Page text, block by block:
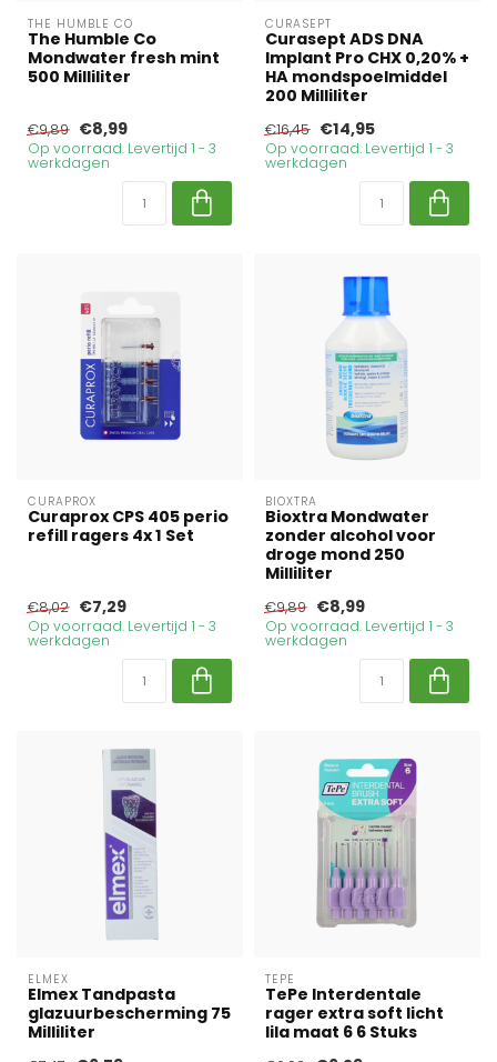
THE HUMBLE CO
The Humble Co
Mondwater fresh mint
500 Milliliter
€9,89 €8,99
Op voorraad. Levertijd 1 - 3
werkdagen
CURASEPT
Curasept ADS DNA
Implant Pro CHX 0,20% +
HA mondspoelmiddel
200 Milliliter
€16,45 €14,95
Op voorraad. Levertijd 1 - 3
werkdagen
CURAPROX
Curaprox CPS 405 perio
refill ragers 4x 1 Set
€8,02 €7,29
Op voorraad. Levertijd 1 - 3
werkdagen
BIOXTRA
Bioxtra Mondwater
zonder alcohol voor
droge mond 250
Milliliter
€9,89 €8,99
Op voorraad. Levertijd 1 - 3
werkdagen
ELMEX
Elmex Tandpasta
glazuurbescherming 75
Milliliter
TEPE
TePe Interdentale
rager extra soft licht
lila maat 6 6 Stuks